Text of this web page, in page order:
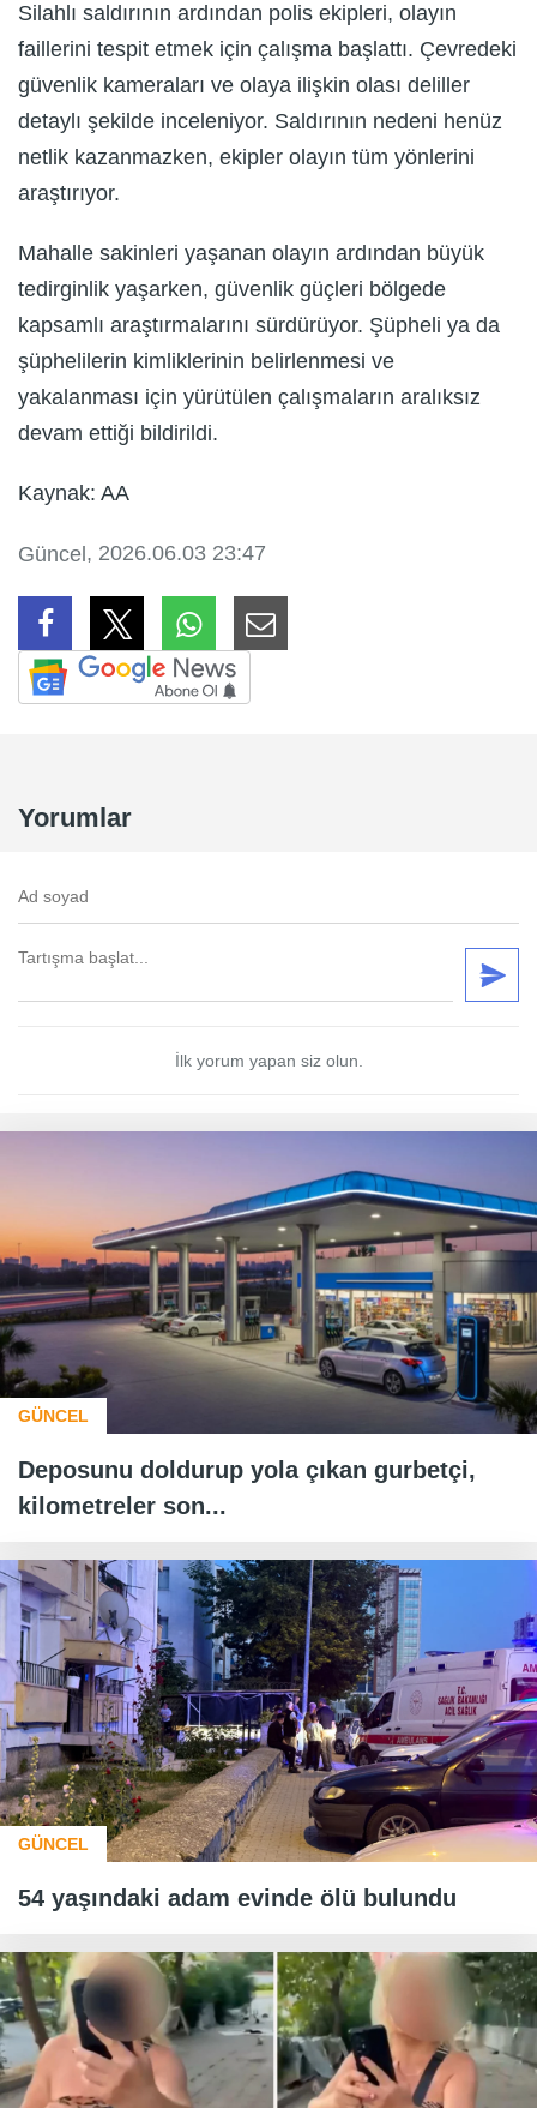
Silahlı saldırının ardından polis ekipleri, olayın
faillerini tespit etmek için çalışma başlattı. Çevredeki
güvenlik kameraları ve olaya ilişkin olası deliller
detaylı şekilde inceleniyor. Saldırının nedeni henüz
netlik kazanmazken, ekipler olayın tüm yönlerini
araştırıyor.
Mahalle sakinleri yaşanan olayın ardından büyük
tedirginlik yaşarken, güvenlik güçleri bölgede
kapsamlı araştırmalarını sürdürüyor. Şüpheli ya da
şüphelilerin kimliklerinin belirlenmesi ve
yakalanması için yürütülen çalışmaların aralıksız
devam ettiği bildirildi.
Kaynak: AA
Güncel , 2026.06.03 23:47
Yorumlar
İlk yorum yapan siz olun.
GÜNCEL
Deposunu doldurup yola çıkan gurbetçi,
kilometreler son...
GÜNCEL
54 yaşındaki adam evinde ölü bulundu